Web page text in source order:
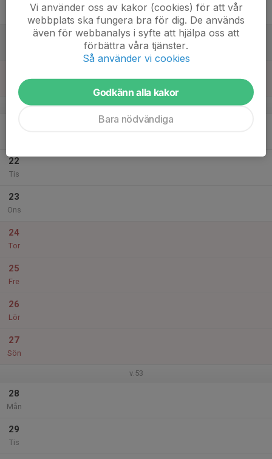
Sön
v.52
22
Tis
23
Ons
24
Tor
25
Fre
26
Lör
27
Sön
v.53
28
Mån
29
Tis
Vi använder oss av kakor (cookies) för att vår
webbplats ska fungera bra för dig. De används
även för webbanalys i syfte att hjälpa oss att
förbättra våra tjänster.
Så använder vi cookies
Godkänn alla kakor
Bara nödvändiga